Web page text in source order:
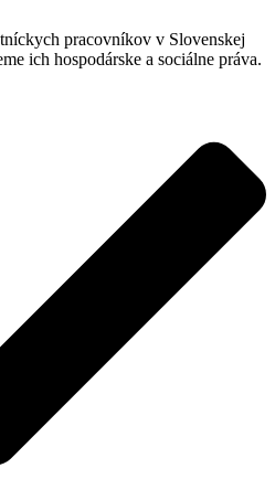
pracovníkov v Slovenskej
ich hospodárske a sociálne práva.